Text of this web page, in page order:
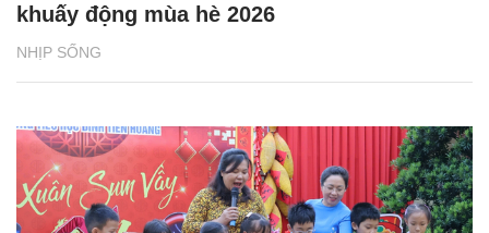
NHỊP SỐNG
khuấy động mùa hè 2026